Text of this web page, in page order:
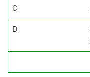
C
D